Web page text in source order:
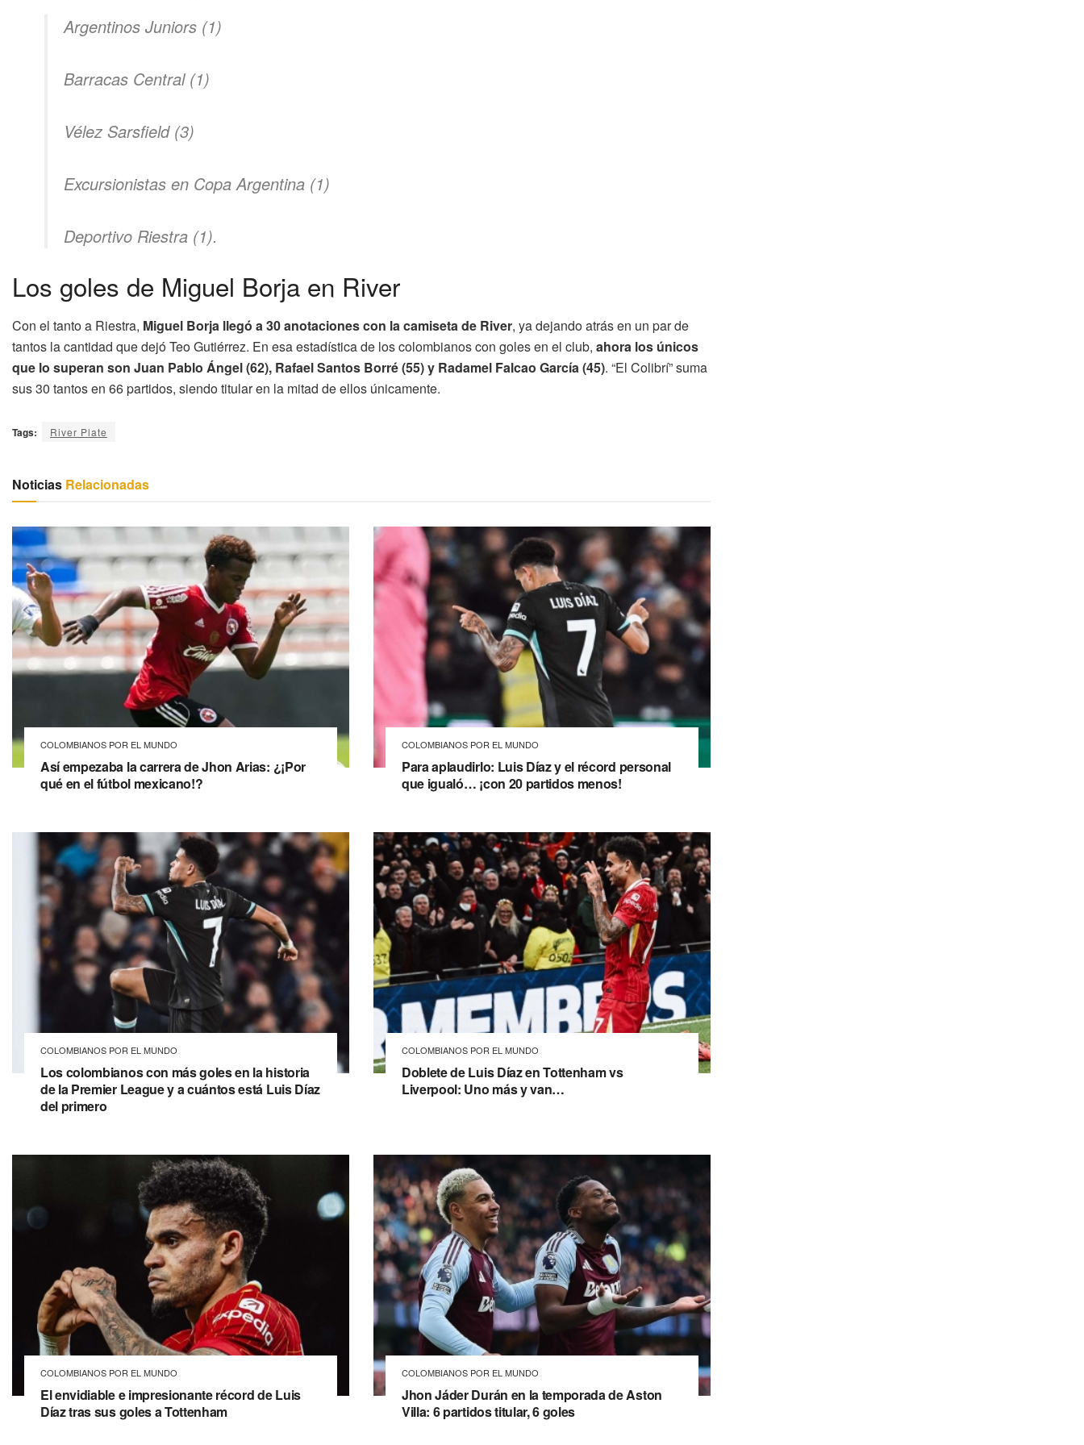
Argentinos Juniors (1)
Barracas Central (1)
Vélez Sarsfield (3)
Excursionistas en Copa Argentina (1)
Deportivo Riestra (1).
Los goles de Miguel Borja en River
Con el tanto a Riestra, Miguel Borja llegó a 30 anotaciones con la camiseta de River, ya dejando atrás en un par de
tantos la cantidad que dejó Teo Gutiérrez. En esa estadística de los colombianos con goles en el club, ahora los únicos
que lo superan son Juan Pablo Ángel (62), Rafael Santos Borré (55) y Radamel Falcao García (45). “El Colibrí” suma
sus 30 tantos en 66 partidos, siendo titular en la mitad de ellos únicamente.
Tags: River Plate
Noticias Relacionadas
COLOMBIANOS POR EL MUNDO
Así empezaba la carrera de Jhon Arias: ¿¡Por
qué en el fútbol mexicano!?
COLOMBIANOS POR EL MUNDO
Para aplaudirlo: Luis Díaz y el récord personal
que igualó… ¡con 20 partidos menos!
COLOMBIANOS POR EL MUNDO
Los colombianos con más goles en la historia
de la Premier League y a cuántos está Luis Díaz
del primero
COLOMBIANOS POR EL MUNDO
Doblete de Luis Díaz en Tottenham vs
Liverpool: Uno más y van…
COLOMBIANOS POR EL MUNDO
El envidiable e impresionante récord de Luis
Díaz tras sus goles a Tottenham
COLOMBIANOS POR EL MUNDO
Jhon Jáder Durán en la temporada de Aston
Villa: 6 partidos titular, 6 goles